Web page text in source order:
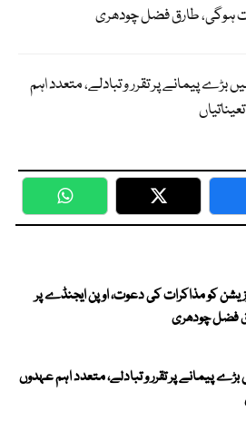
ہوگی، طارق فضل چودھری
بڑے پیمانے پر تقرر و تبادلے، متعدد اہم
WhatsApp Twitter
کو مذاکرات کی دعوت، اوپن ایجنڈے پر
فضل چودھری
بڑے پیمانے پر تقرر و تبادلے، متعدد اہم عہدوں